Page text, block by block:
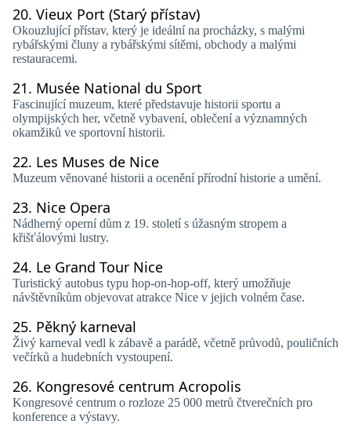
20. Vieux Port (Starý přístav)
Okouzlující přístav, který je ideální na procházky, s malými
rybářskými čluny a rybářskými sítěmi, obchody a malými
restauracemi.
21. Musée National du Sport
Fascinující muzeum, které představuje historii sportu a
olympijských her, včetně vybavení, oblečení a významných
okamžiků ve sportovní historii.
22. Les Muses de Nice
Muzeum věnované historii a ocenění přírodní historie a umění.
23. Nice Opera
Nádherný operní dům z 19. století s úžasným stropem a
křišťálovými lustry.
24. Le Grand Tour Nice
Turistický autobus typu hop-on-hop-off, který umožňuje
návštěvníkům objevovat atrakce Nice v jejich volném čase.
25. Pěkný karneval
Živý karneval vedl k zábavě a parádě, včetně průvodů, pouličních
večírků a hudebních vystoupení.
26. Kongresové centrum Acropolis
Kongresové centrum o rozloze 25 000 metrů čtverečních pro
konference a výstavy.